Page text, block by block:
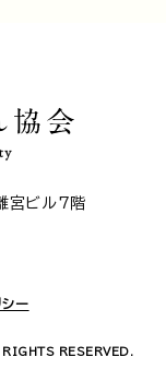
宮ビル7階
シー
RESERVED.